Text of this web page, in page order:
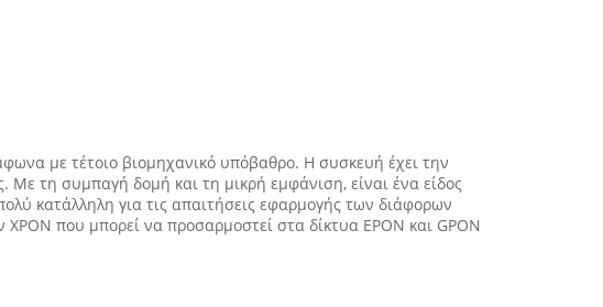
με τέτοιο βιομηχανικό υπόβαθρο. Η συσκευή έχει την
τη συμπαγή δομή και τη μικρή εμφάνιση, είναι ένα είδος
κατάλληλη για τις απαιτήσεις εφαρμογής των διάφορων
που μπορεί να προσαρμοστεί στα δίκτυα EPON και GPON